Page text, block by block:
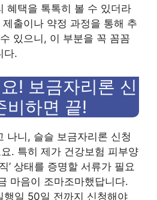
혜택을 톡톡히 볼 수 있더라
출이나 약정 과정을 통해 추
있으니, 이 부분을 꼭 꼼꼼
다.
! 보금자리론 신
비하면 끝!
나니, 슬슬 보금자리론 신청
. 특히 제가 건강보험 피부양
’ 상태를 증명할 서류가 필요
마음이 조마조마했답니다.
행일 50일 전까지 신청해야